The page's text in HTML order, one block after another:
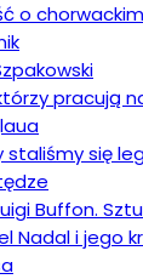
o
pracują
się
Buffon.
Nadal i jego